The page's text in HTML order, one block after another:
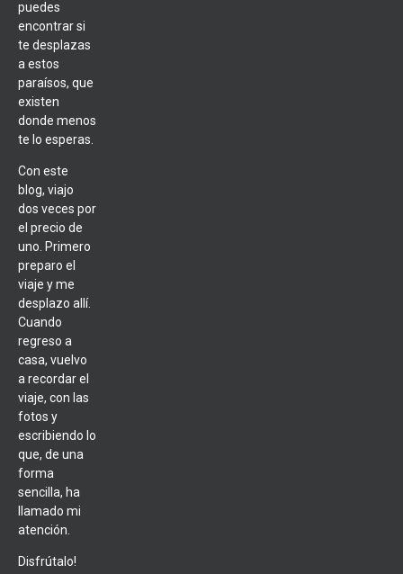
puedes
encontrar si
te desplazas
a estos
paraísos, que
existen
donde menos
te lo esperas.
Con este
blog, viajo
dos veces por
el precio de
uno. Primero
preparo el
viaje y me
desplazo allí.
Cuando
regreso a
casa, vuelvo
a recordar el
viaje, con las
fotos y
escribiendo lo
que, de una
forma
sencilla, ha
llamado mi
atención.
Disfrútalo!